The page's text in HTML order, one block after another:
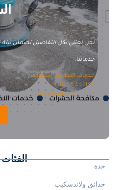
نحن نعتني بكل التفاصيل لضمان
خدماتنا:
خدمات النظافة الشاملة
مكافحة الحشرات
خدمات الصيانة العامة
الفئات
جدة
حدائق ولاندسكيب